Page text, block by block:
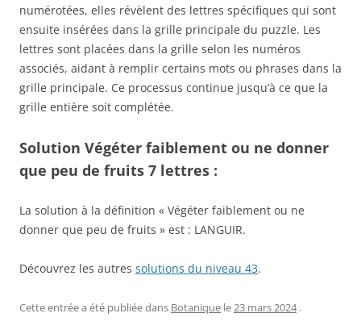
numérotées, elles révèlent des lettres spécifiques qui sont
ensuite insérées dans la grille principale du puzzle. Les
lettres sont placées dans la grille selon les numéros
associés, aidant à remplir certains mots ou phrases dans la
grille principale. Ce processus continue jusqu’à ce que la
grille entière soit complétée.
Solution Végéter faiblement ou ne donner
que peu de fruits 7 lettres :
La solution à la définition « Végéter faiblement ou ne
donner que peu de fruits » est : LANGUIR.
Découvrez les autres solutions du niveau 43.
Cette entrée a été publiée dans Botanique le23 mars 2024 .